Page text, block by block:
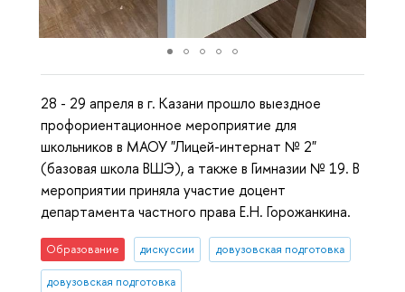
28 - 29 апреля в г. Казани прошло выездное
профориентационное мероприятие для
школьников в МАОУ "Лицей-интернат № 2"
(базовая школа ВШЭ), а также в Гимназии № 19. В
мероприятии приняла участие доцент
департамента частного права Е.Н. Горожанкина.
Образование дискуссии довузовская подготовка
довузовская подготовка